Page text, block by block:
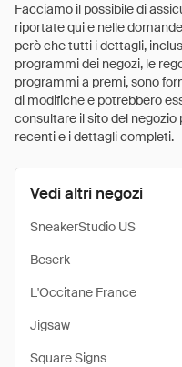
Facciamo il possibile di
riportate qui e nelle
però che tutti i dettagli,
programmi dei negozi, le
programmi a premi, sono
di modifiche e potrebbero
consultare il sito del
recenti e i dettagli completi.
Vedi altri negozi
SneakerStudio US
Beserk
L'Occitane France
Jigsaw
Square Signs